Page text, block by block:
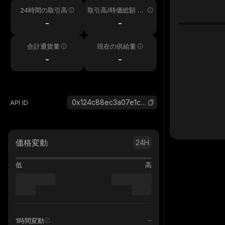
24時間の取引高
-
取引高/時価総額 24
-
合計通貨量
-
現在の供給量
-
API ID 0x124c88ec3a07e1c8f9409276c2ddef7e252422e2_robinhood
価格変動 24H
低 高
1時間変動